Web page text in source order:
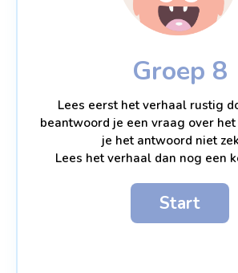
Groep 8
Lees eerst het verhaal rustig
beantwoord je een vraag over
je het antwoord niet
Lees het verhaal dan nog een
Start